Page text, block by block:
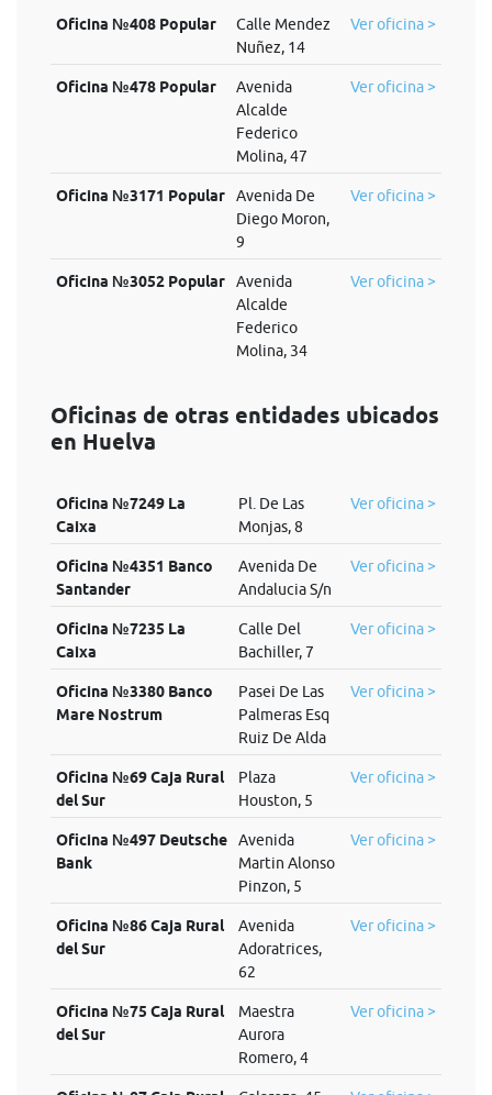
Oficina №408 Popular
Calle Mendez
Nuñez, 14
Ver oficina >
Oficina №478 Popular
Avenida
Alcalde
Federico
Molina, 47
Ver oficina >
Oficina №3171 Popular
Avenida De
Diego Moron,
9
Ver oficina >
Oficina №3052 Popular
Avenida
Alcalde
Federico
Molina, 34
Ver oficina >
Oficinas de otras entidades ubicados
en Huelva
Oficina №7249 La
Caixa
Pl. De Las
Monjas, 8
Ver oficina >
Oficina №4351 Banco
Santander
Avenida De
Andalucia S/n
Ver oficina >
Oficina №7235 La
Caixa
Calle Del
Bachiller, 7
Ver oficina >
Oficina №3380 Banco
Mare Nostrum
Pasei De Las
Palmeras Esq
Ruiz De Alda
Ver oficina >
Oficina №69 Caja Rural
del Sur
Plaza
Houston, 5
Ver oficina >
Oficina №497 Deutsche
Bank
Avenida
Martin Alonso
Pinzon, 5
Ver oficina >
Oficina №86 Caja Rural
del Sur
Avenida
Adoratrices,
62
Ver oficina >
Oficina №75 Caja Rural
del Sur
Maestra
Aurora
Romero, 4
Ver oficina >